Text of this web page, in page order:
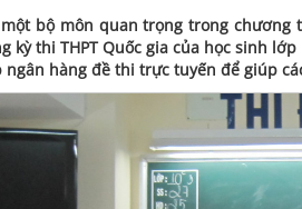
bộ môn quan trọng trong chương
kỳ thi THPT Quốc gia của học sinh
ngân hàng đề thi trực tuyến để giúp